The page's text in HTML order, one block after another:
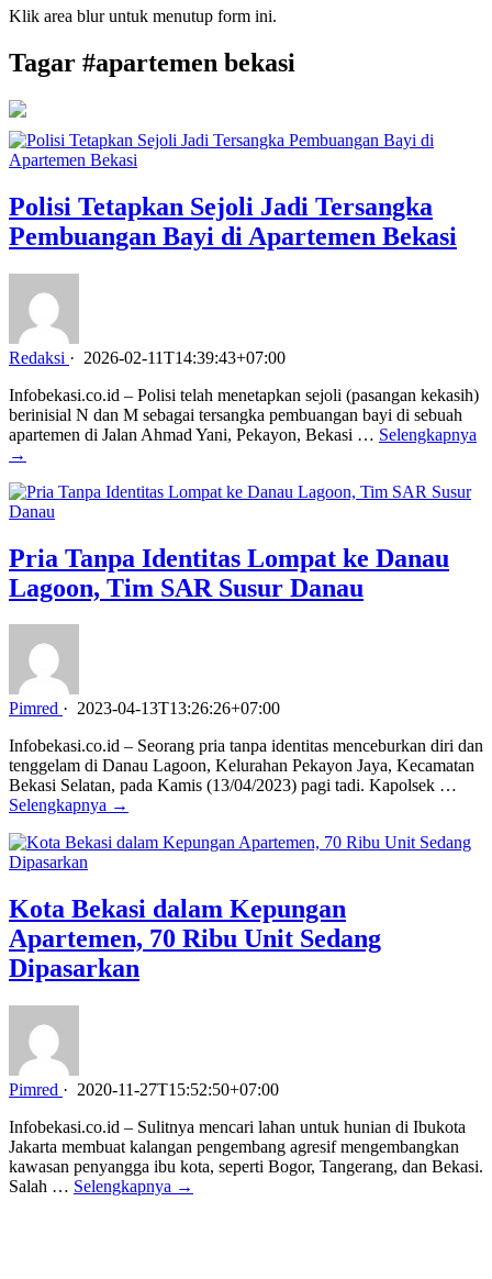
Klik area blur untuk menutup form ini.
Tagar #apartemen bekasi
Polisi Tetapkan Sejoli Jadi Tersangka
Pembuangan Bayi di Apartemen Bekasi
Redaksi · 2026-02-11T14:39:43+07:00
Infobekasi.co.id – Polisi telah menetapkan sejoli (pasangan kekasih)
berinisial N dan M sebagai tersangka pembuangan bayi di sebuah
apartemen di Jalan Ahmad Yani, Pekayon, Bekasi … Selengkapnya
→
Pria Tanpa Identitas Lompat ke Danau
Lagoon, Tim SAR Susur Danau
Pimred · 2023-04-13T13:26:26+07:00
Infobekasi.co.id – Seorang pria tanpa identitas menceburkan diri dan
tenggelam di Danau Lagoon, Kelurahan Pekayon Jaya, Kecamatan
Bekasi Selatan, pada Kamis (13/04/2023) pagi tadi. Kapolsek …
Selengkapnya →
Kota Bekasi dalam Kepungan
Apartemen, 70 Ribu Unit Sedang
Dipasarkan
Pimred · 2020-11-27T15:52:50+07:00
Infobekasi.co.id – Sulitnya mencari lahan untuk hunian di Ibukota
Jakarta membuat kalangan pengembang agresif mengembangkan
kawasan penyangga ibu kota, seperti Bogor, Tangerang, dan Bekasi.
Salah … Selengkapnya →